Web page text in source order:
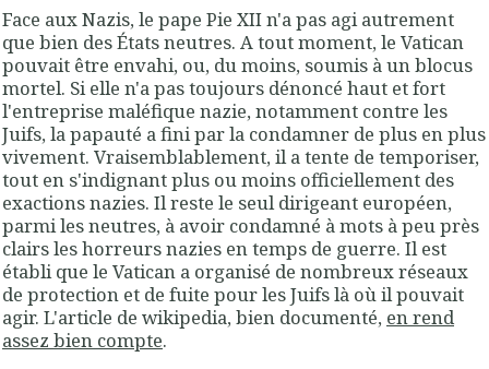
Face aux Nazis, le pape Pie XII n'a pas agi autrement
que bien des États neutres. A tout moment, le Vatican
pouvait être envahi, ou, du moins, soumis à un blocus
mortel. Si elle n'a pas toujours dénoncé haut et fort
l'entreprise maléfique nazie, notamment contre les
Juifs, la papauté a fini par la condamner de plus en plus
vivement. Vraisemblablement, il a tente de temporiser,
tout en s'indignant plus ou moins officiellement des
exactions nazies. Il reste le seul dirigeant européen,
parmi les neutres, à avoir condamné à mots à peu près
clairs les horreurs nazies en temps de guerre. Il est
établi que le Vatican a organisé de nombreux réseaux
de protection et de fuite pour les Juifs là où il pouvait
agir. L'article de wikipedia, bien documenté, en rend
assez bien compte.